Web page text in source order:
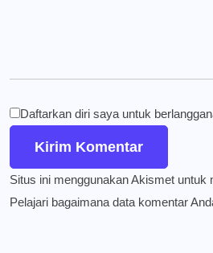
Daftarkan diri saya untuk
Situs ini menggunakan Akismet untuk
Pelajari bagaimana data komentar